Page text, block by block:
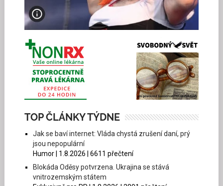
TOP ČLÁNKY TÝDNE
Jak se baví internet: Vláda chystá zrušení daní, prý
jsou nepopulární
Humor | 1.8.2026 | 6611 přečtení
Blokáda Oděsy potvrzena. Ukrajina se stává
vnitrozemským státem